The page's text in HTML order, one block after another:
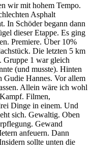
wir mit hohem Tempo.
Asphalt
In Schöder begann dann
dieser Etappe. Es ging
Premiere. Über 10%
Die letzten 5 km
Gruppe 1 war gleich
(und musste). Hinten
Gudie Hannes. Vor allem
Allein wäre ich wohl
Filmen,
Dinge in einem. Und
sich. Gewaltig. Oben
Gewand
anfeuern. Dann
sollte unten die